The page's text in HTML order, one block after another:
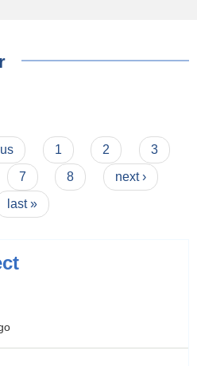
Bhattarai
1 2
3
7 8
next ›
last »